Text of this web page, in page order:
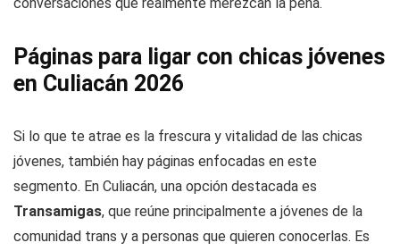
Páginas para ligar con chicas jóvenes
en Culiacán 2026
Si lo que te atrae es la frescura y vitalidad de las chicas
jóvenes, también hay páginas enfocadas en este
segmento. En Culiacán, una opción destacada es
Transamigas, que reúne principalmente a jóvenes de la
comunidad trans y a personas que quieren conocerlas. Es